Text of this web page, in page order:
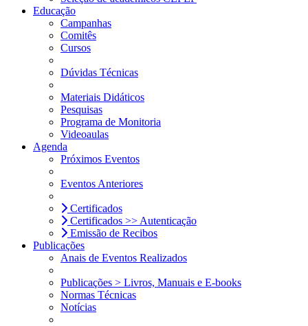
Educação
Campanhas
Comitês
Cursos
Dúvidas Técnicas
Materiais Didáticos
Pesquisas
Programa de Monitoria
Videoaulas
Agenda
Próximos Eventos
Eventos Anteriores
Certificados
Certificados >> Autenticação
Emissão de Recibos
Publicações
Anais de Eventos Realizados
Publicações > Livros, Manuais e E-books
Normas Técnicas
Notícias